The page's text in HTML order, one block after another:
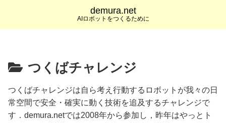
demura.net
AIロボットをつくるために
つくばチャレンジ
つくばチャレンジは自ら考え行動するロボットが我々の日
常空間で安全・確実に動く技術を追及するチャレンジで
す．demura.netでは2008年から参加し，昨年はやっとト